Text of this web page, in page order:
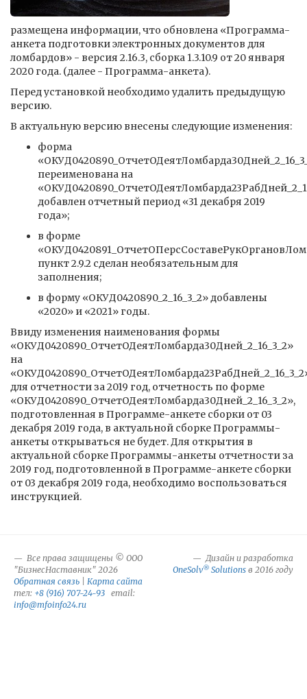
размещена информации, что обновлена «Программа-
анкета подготовки электронных документов для
ломбардов» - версия 2.16.3, сборка 1.3.10.9 от 20 января
2020 года. (далее - Программа-анкета).
Перед установкой необходимо удалить предыдущую
версию.
В актуальную версию внесены следующие изменения:
форма
переименована на
добавлен отчетный период «31 декабря 2019
года»;
в форме
пункт 2.9.2 сделан необязательным для
заполнения;
в форму «ОКУД0420890_2_16_3_2» добавлены
«2020» и «2021» годы.
Ввиду изменения наименования формы
«ОКУД0420890_ОтчетОДеятЛомбарда30Дней_2_16_3_2»
на
для отчетности за 2019 год, отчетность по форме
«ОКУД0420890_ОтчетОДеятЛомбарда30Дней_2_16_3_2»,
подготовленная в Программе-анкете сборки от 03
декабря 2019 года, в актуальной сборке Программы-
анкеты открываться не будет. Для открытия в
актуальной сборке Программы-анкеты отчетности за
2019 год, подготовленной в Программе-анкете сборки
от 03 декабря 2019 года, необходимо воспользоваться
инструкцией.
Все права защищены © ООО
"БизнесНаставник" 2026
Обратная связь
Карта сайта
тел: +8 (916) 707-24-93 email:
info@mfoinfo24.ru
Дизайн и разработка
OneSolv® Solutions в 2016 году